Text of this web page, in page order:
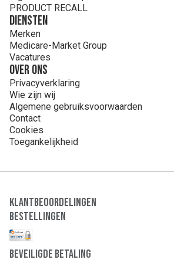
PRODUCT RECALL
Diensten
Merken
Medicare-Market Group
Vacatures
Over ons
Privacyverklaring
Wie zijn wij
Algemene gebruiksvoorwaarden
Contact
Cookies
Toegankelijkheid
Klantbeoordelingen
Bestellingen
Beveiligde Betaling